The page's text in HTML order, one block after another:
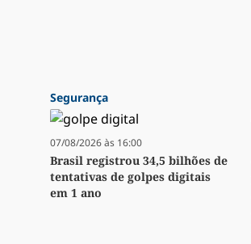
Segurança
07/08/2026 às 16:00
Brasil registrou 34,5 bilhões de
tentativas de golpes digitais
em 1 ano